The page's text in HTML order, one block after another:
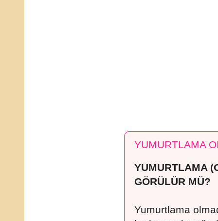
YUMURTLAMA
YUMURTLAMA
GÖRÜLÜR MÜ?
Yumurtlama